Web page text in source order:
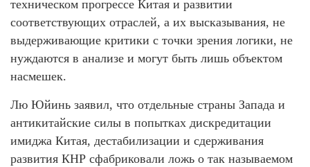
техническом прогрессе Китая и развитии
соответствующих отраслей, а их высказывания, не
выдерживающие критики с точки зрения логики, не
нуждаются в анализе и могут быть лишь объектом
насмешек.
Лю Юйинь заявил, что отдельные страны Запада и
антикитайские силы в попытках дискредитации
имиджа Китая, дестабилизации и сдерживания
развития КНР сфабриковали ложь о так называемом